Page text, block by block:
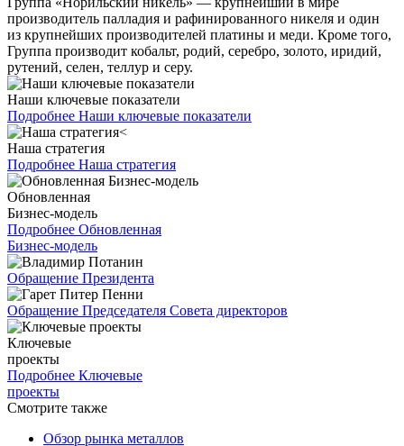
производитель палладия и рафинированного никеля и один
из крупнейших производителей платины и меди. Кроме того,
Группа производит кобальт, родий, серебро, золото, иридий,
рутений, селен, теллур и серу.
Наши ключевые показатели
Подробнее Наши ключевые показатели
Наша стратегия
Подробнее Наша стратегия
Обновленная
Бизнес-модель
Подробнее Обновленная
Бизнес-модель
Обращение Президента
Обращение Председателя Совета директоров
Ключевые
проекты
Подробнее Ключевые
проекты
Смотрите также
Обзор рынка металлов